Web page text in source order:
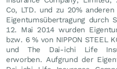
Co, LTD. und zu 20%
Eigentumsübertragung durch
12. Mai 2014 wurden
bzw. 6 % von NIPPON STEEL
und The Dai-ichi Life
erworben. Aufgrund der